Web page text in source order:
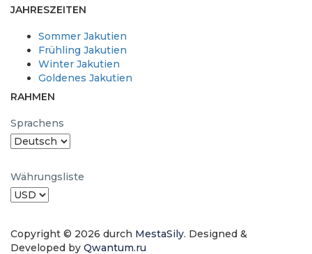
JAHRESZEITEN
Sommer Jakutien
Frühling Jakutien
Winter Jakutien
Goldenes Jakutien
RAHMEN
Sprachens
Währungsliste
Copyright © 2026 durch MestaSily. Designed &
Developed by Qwantum.ru